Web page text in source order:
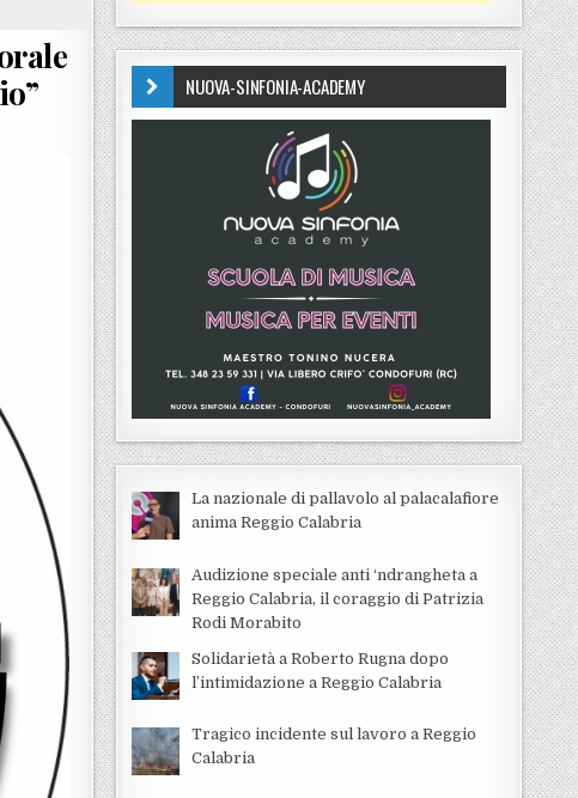
“COMPETIZIONE ELETTORALE PUÒ AIUTARE A FAR SI CHE IL LAVORO DIVENTI UN DIRITTO
NUOVA-SINFONIA-ACADEMY
La nazionale di pallavolo al palacalafiore
anima Reggio Calabria
Audizione speciale anti ‘ndrangheta a
Reggio Calabria, il coraggio di Patrizia
Rodi Morabito
Solidarietà a Roberto Rugna dopo
l’intimidazione a Reggio Calabria
Tragico incidente sul lavoro a Reggio
Calabria